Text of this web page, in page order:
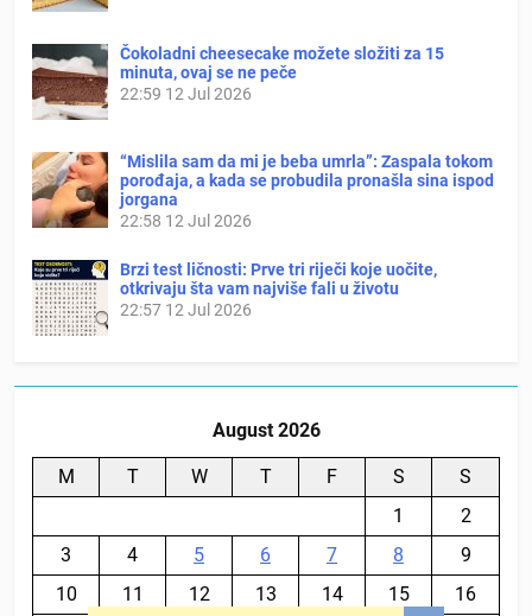
Čokoladni cheesecake možete složiti za 15
minuta, ovaj se ne peče
22:59 12 Jul 2026
“Mislila sam da mi je beba umrla”: Zaspala tokom
porođaja, a kada se probudila pronašla sina ispod
jorgana
22:58 12 Jul 2026
Brzi test ličnosti: Prve tri riječi koje uočite,
otkrivaju šta vam najviše fali u životu
22:57 12 Jul 2026
August 2026
M T W T F S
S
1
2
3
4 5 6 7 8
9
10
11 12 13 14 15 16